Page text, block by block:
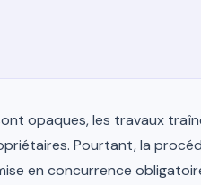
opaques, les travaux
Pourtant, la
en concurrence